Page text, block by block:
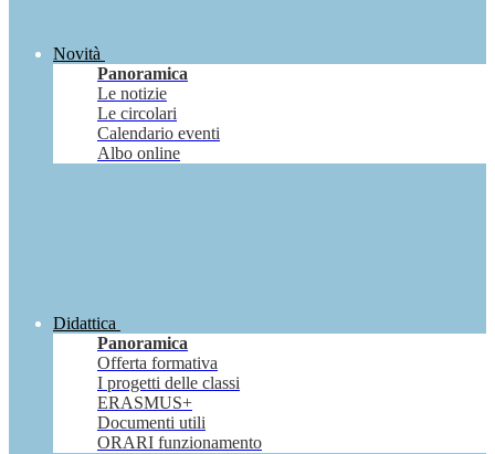
Novità
Panoramica
Le notizie
Le circolari
Calendario eventi
Albo online
Didattica
Panoramica
Offerta formativa
I progetti delle classi
ERASMUS+
Documenti utili
ORARI funzionamento